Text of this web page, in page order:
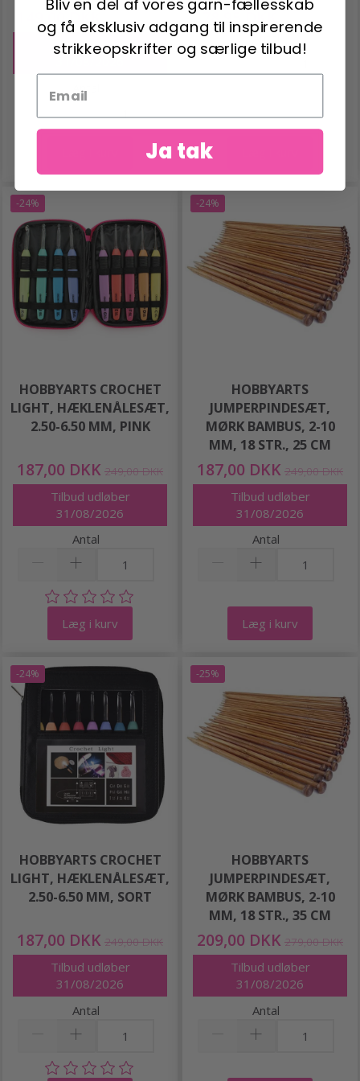
149,00 DKK 199,00 DKK
Tilbud udløber
31/08/2026
Antal
78,95 DKK 129,00 DKK
Antal
-24%
HOBBYARTS CROCHET
LIGHT, HÆKLENÅLESÆT,
2.50-6.50 MM, PINK
187,00 DKK 249,00 DKK
Tilbud udløber
31/08/2026
Antal
Læg i kurv
-24%
HOBBYARTS
JUMPERPINDESÆT,
MØRK BAMBUS, 2-10
MM, 18 STR., 25 CM
187,00 DKK 249,00 DKK
Tilbud udløber
31/08/2026
Antal
Læg i kurv
-24%
HOBBYARTS CROCHET
LIGHT, HÆKLENÅLESÆT,
2.50-6.50 MM, SORT
187,00 DKK 249,00 DKK
Tilbud udløber
31/08/2026
Antal
-25%
HOBBYARTS
JUMPERPINDESÆT,
MØRK BAMBUS, 2-10
MM, 18 STR., 35 CM
209,00 DKK 279,00 DKK
Tilbud udløber
31/08/2026
Antal
Bliv en del af vores garn-fællesskab
og få eksklusiv adgang til inspirerende
strikkeopskrifter og særlige tilbud!
Ja tak